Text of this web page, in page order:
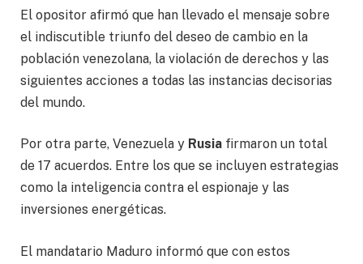
El opositor afirmó que han llevado el mensaje sobre
el indiscutible triunfo del deseo de cambio en la
población venezolana, la violación de derechos y las
siguientes acciones a todas las instancias decisorias
del mundo.
Por otra parte, Venezuela y Rusia firmaron un total
de 17 acuerdos. Entre los que se incluyen estrategias
como la inteligencia contra el espionaje y las
inversiones energéticas.
El mandatario Maduro informó que con estos